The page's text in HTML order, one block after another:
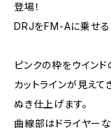
登場！
DRJをFM-Aに乗せる
ピンクの枠をウイン
カットラインが見えて
ぬき仕上げます。
曲線部はドライヤー